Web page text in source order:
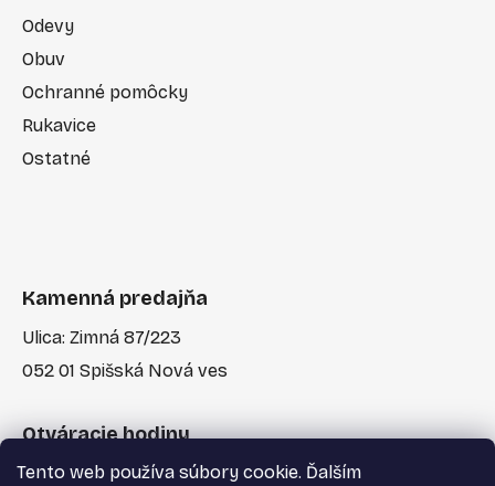
Tento web používa súbory cookie. Ďalším
Odevy
Obuv
Ochranné pomôcky
Rukavice
Ostatné
Kamenná predajňa
Ulica: Zimná 87/223
052 01 Spišská Nová ves
Otváracie hodiny
Po-Pia: 7:30 - 17:00